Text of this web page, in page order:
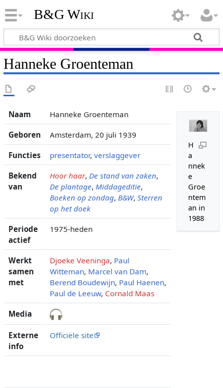
B&G Wiki
Hanneke Groenteman
H
a
nnek
e
Groe
ntem
an in
1988
Naam Hanneke Groenteman
Geboren Amsterdam, 20 juli 1939
Functies presentator, verslaggever
Bekend
van
Hoor haar, De stand van zaken,
De plantage, Middageditie,
Boeken op zondag, B&W, Sterren
op het doek
Periode
actief
1975-heden
Werkt
samen
met
Djoeke Veeninga, Paul
Witteman, Marcel van Dam,
Berend Boudewijn, Paul Haenen,
Paul de Leeuw, Cornald Maas
Media
Externe
info
Officiële site